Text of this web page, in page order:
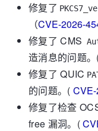
修复了
（CVE-2026-
修复了 CMS
造消息的问题
修复了 QUIC
的问题。(
修复了检查
free 漏洞。(